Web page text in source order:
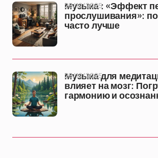
Музыка : «Эффект
прослушивания»:
часто лучше
25/12/2025
Музыка для
влияет на мозг:
гармонию и
25/12/2025